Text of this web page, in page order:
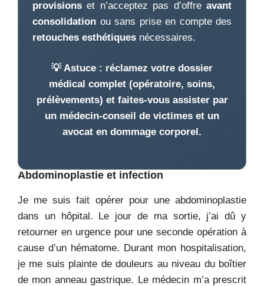
provisions et n’acceptez pas d’offre avant
consolidation ou sans prise en compte des
retouches esthétiques nécessaires.
💡 Astuce : réclamez votre dossier
médical complet (opératoire, soins,
prélèvements) et faites-vous assister par
un médecin-conseil de victimes et un
avocat en dommage corporel .
Abdominoplastie et infection
Je me suis fait opérer pour une abdominoplastie
dans un hôpital. Le jour de ma sortie, j’ai dû y
retourner en urgence pour une seconde opération à
cause d’un hématome. Durant mon hospitalisation,
je me suis plainte de douleurs au niveau du boîtier
de mon anneau gastrique. Le médecin m’a prescrit